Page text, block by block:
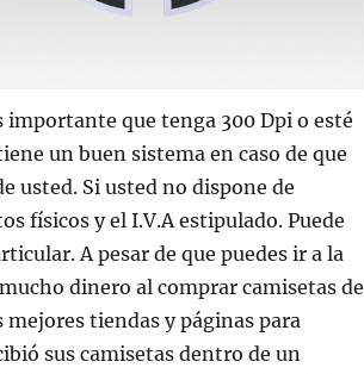
que tenga 300 Dpi o esté
un buen sistema en caso de que
usted. Si usted no dispone de
físicos y el I.V.A estipulado. Puede
A pesar de que puedes ir a la
dinero al comprar camisetas de
tiendas y páginas para
sus camisetas dentro de un